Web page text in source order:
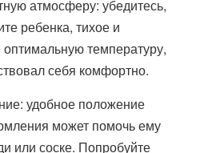
атмосферу: убедитесь,
ребенка, тихое и
температуру,
себя комфортно.
удобное положение
может помочь ему
или соске. Попробуйте